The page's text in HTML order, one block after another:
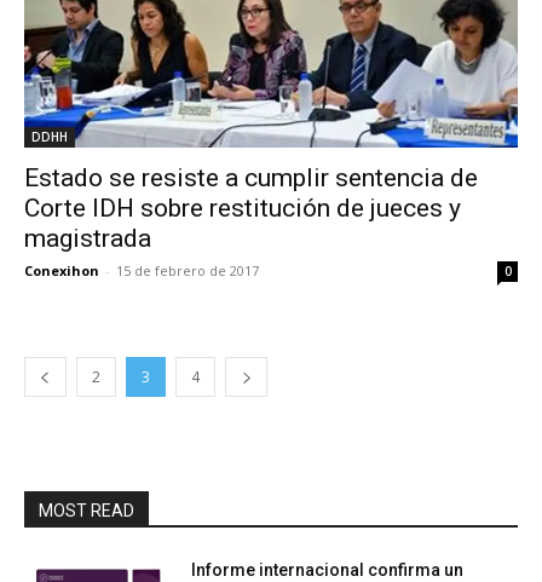
DDHH
Estado se resiste a cumplir sentencia de
Corte IDH sobre restitución de jueces y
magistrada
Conexihon - 15 de febrero de 2017 0
2 3 4
MOST READ
Informe internacional confirma un